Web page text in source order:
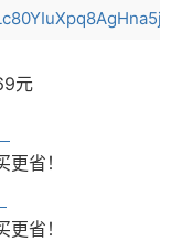
元
省！
省！